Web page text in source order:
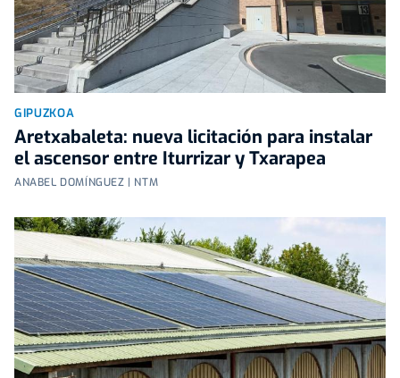
GIPUZKOA
Aretxabaleta: nueva licitación para instalar
el ascensor entre Iturrizar y Txarapea
ANABEL DOMÍNGUEZ | NTM